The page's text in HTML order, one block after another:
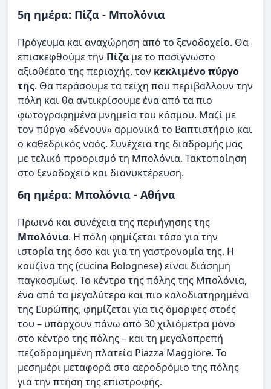
5η ημέρα: Πίζα - Μπολόνια
Πρόγευμα και αναχώρηση από το ξενοδοχείο. Θα
επισκεφθούμε την Πίζα με το πασίγνωστο
αξιοθέατο της περιοχής, τον κεκλιμένο πύργο
της. Θα περάσουμε τα τείχη που περιβάλλουν την
πόλη και θα αντικρίσουμε ένα από τα πιο
φωτογραφημένα μνημεία του κόσμου. Μαζί με
τον πύργο «δένουν» αρμονικά το Βαπτιστήριο και
ο καθεδρικός ναός. Συνέχεια της διαδρομής μας
με τελικό προορισμό τη Μπολόνια. Τακτοποίηση
στο ξενοδοχείο και διανυκτέρευση.
6η ημέρα: Μπολόνια - Αθήνα
Πρωινό και συνέχεια της περιήγησης της
Μπολόνια. Η πόλη φημίζεται τόσο για την
ιστορία της όσο και για τη γαστρονομία της. Η
κουζίνα της (cucina Bolognese) είναι διάσημη
παγκοσμίως. Το κέντρο της πόλης της Μπολόνια,
ένα από τα μεγαλύτερα και πιο καλοδιατηρημένα
της Ευρώπης, φημίζεται για τις όμορφες στοές
του – υπάρχουν πάνω από 30 χιλιόμετρα μόνο
στο κέντρο της πόλης – και τη μεγαλοπρεπή
πεζοδρομημένη πλατεία Piazza Maggiore. Το
μεσημέρι μεταφορά στο αεροδρόμιο της πόλης
για την πτήση της επιστροφής.